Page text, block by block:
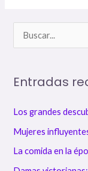
a
Entradas
Los grandes
Mujeres
La comida en la